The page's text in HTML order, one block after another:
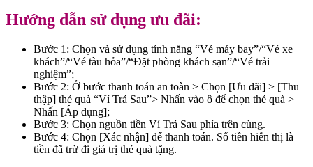
Hướng dẫn sử dụng ưu đãi:
Bước 1: Chọn và sử dụng tính năng “Vé máy bay”/“Vé xe
khách”/“Vé tàu hỏa”/“Đặt phòng khách sạn”/“Vé trải
nghiệm”;
Bước 2: Ở bước thanh toán an toàn > Chọn [Ưu đãi] > [Thu
thập] thẻ quà “Ví Trả Sau”> Nhấn vào ô để chọn thẻ quà >
Nhấn [Áp dụng];
Bước 3: Chọn nguồn tiền Ví Trả Sau phía trên cùng.
Bước 4: Chọn [Xác nhận] để thanh toán. Số tiền hiển thị là
tiền đã trừ đi giá trị thẻ quà tặng.